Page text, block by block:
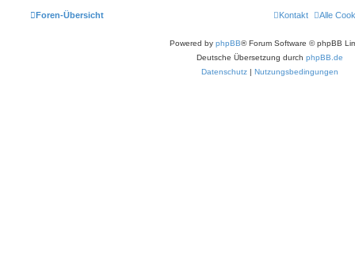
Foren-Übersicht Alle
Kontakt
Powered by phpBB® Forum Software © phpBB
Deutsche Übersetzung durch phpBB.de
Datenschutz | Nutzungsbedingungen